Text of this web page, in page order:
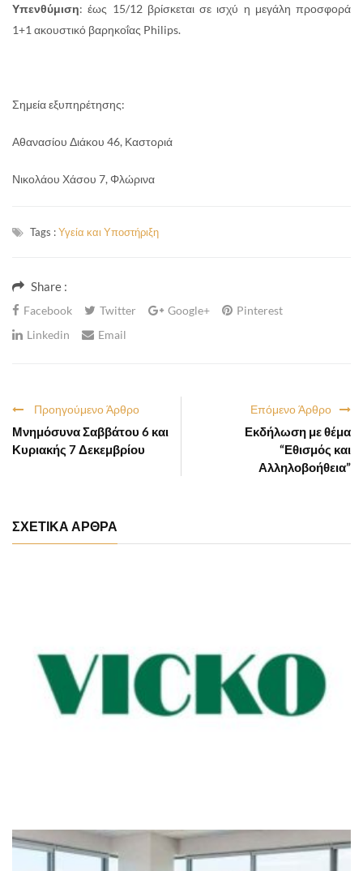
Υπενθύμιση: έως 15/12 βρίσκεται σε ισχύ η μεγάλη προσφορά
1+1 ακουστικό βαρηκοΐας Philips.
Σημεία εξυπηρέτησης:
Αθανασίου Διάκου 46, Καστοριά
Νικολάου Χάσου 7, Φλώρινα
Tags :Υγεία και Υποστήριξη
Share :
Facebook Twitter Google+
Pinterest
Linkedin
Email
Επόμενο Άρθρο
Εκδήλωση με θέμα
“Εθισμός και
Αλληλοβοήθεια”
Προηγούμενο Άρθρο
Μνημόσυνα Σαββάτου 6 και
Κυριακής 7 Δεκεμβρίου
ΣΧΕΤΙΚΑ ΑΡΘΡΑ